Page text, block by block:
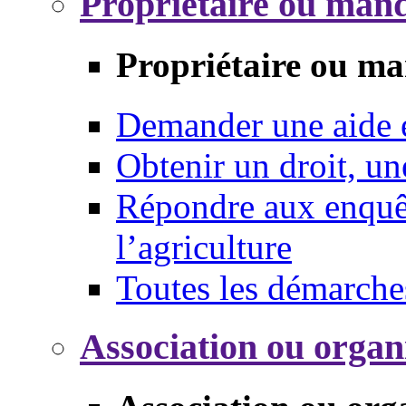
Propriétaire ou
Demander une aide
Obtenir un droit,
Répondre aux
l’agriculture
Toutes les
Association ou